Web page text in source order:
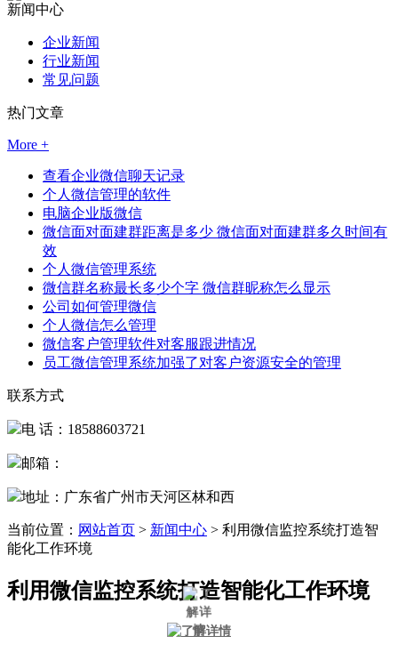
新闻中心
企业新闻
行业新闻
常见问题
热门文章
More +
查看企业微信聊天记录
个人微信管理的软件
电脑企业版微信
微信面对面建群距离是多少 微信面对面建群多久时间有
效
个人微信管理系统
微信群名称最长多少个字 微信群昵称怎么显示
公司如何管理微信
个人微信怎么管理
微信客户管理软件对客服跟进情况
员工微信管理系统加强了对客户资源安全的管理
联系方式
电 话：18588603721
邮箱：
地址：广东省广州市天河区林和西
当前位置： 网站首页 > 新闻中心 > 利用微信监控系统打造智
能化工作环境
利用微信监控系统打造智能化工作环境